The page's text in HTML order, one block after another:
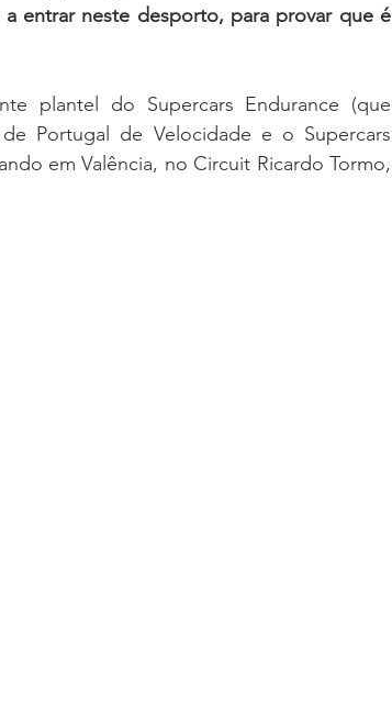
entrar neste desporto, para provar que é
plantel do Supercars Endurance (que
Portugal de Velocidade e o Supercars
em Valência, no Circuit Ricardo Tormo,